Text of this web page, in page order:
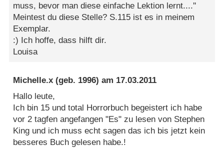
muss, bevor man diese einfache Lektion lernt....''
Meintest du diese Stelle? S.115 ist es in meinem
Exemplar.
:) Ich hoffe, dass hilft dir.
Louisa
Michelle.x (geb. 1996) am 17.03.2011
Hallo leute,
Ich bin 15 und total Horrorbuch begeistert ich habe
vor 2 tagfen angefangen "Es" zu lesen von Stephen
King und ich muss echt sagen das ich bis jetzt kein
besseres Buch gelesen habe.!